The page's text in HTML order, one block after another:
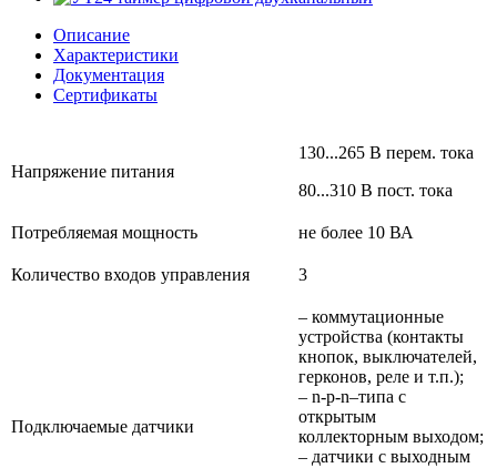
Описание
Характеристики
Документация
Сертификаты
Напряжение питания
130...265 В перем. тока
80...310 В пост. тока
Потребляемая мощность не более 10 ВА
Количество входов управления 3
Подключаемые датчики
– коммутационные
устройства (контакты
кнопок, выключателей,
герконов, реле и т.п.);
– n-p-n–типа с
открытым
коллекторным выходом;
– датчики с выходным